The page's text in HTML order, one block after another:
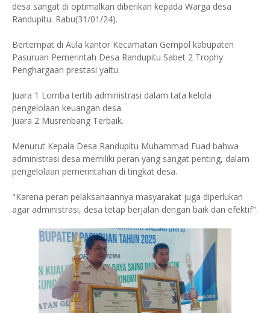
desa sangat di optimalkan diberikan kepada Warga desa
Randupitu. Rabu(31/01/24).
Bertempat di Aula kantor Kecamatan Gempol kabupaten
Pasuruan Pemerintah Desa Randupitu Sabet 2 Trophy
Penghargaan prestasi yaitu.
Juara 1 Lomba tertib administrasi dalam tata kelola
pengelolaan keuangan desa.
Juara 2 Musrenbang Terbaik.
Menurut Kepala Desa Randupitu Muhammad Fuad bahwa
administrasi desa memiliki peran yang sangat penting, dalam
pengelolaan pemerintahan di tingkat desa.
"Karena peran pelaksanaannya masyarakat juga diperlukan
agar administrasi, desa tetap berjalan dengan baik dan efektif".